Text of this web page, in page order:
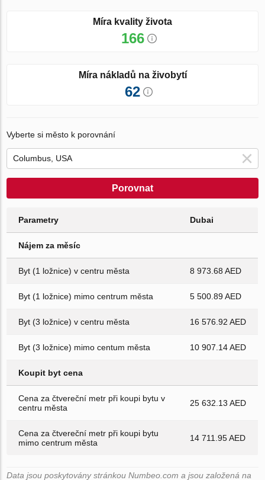
Míra kvality života
166
Míra nákladů na živobytí
62
Vyberte si město k porovnání
Porovnat
Parametry Dubai
Nájem za měsíc
Byt (1 ložnice) v centru města 8 973.68 AED
Byt (1 ložnice) mimo centrum města 5 500.89 AED
Byt (3 ložnice) v centru města 16 576.92 AED
Byt (3 ložnice) mimo centum města 10 907.14 AED
Koupit byt cena
Cena za čtvereční metr při koupi bytu v
centru města
25 632.13 AED
Cena za čtvereční metr při koupi bytu
mimo centrum města
14 711.95 AED
Data jsou poskytovány stránkou Numbeo.com a jsou založená na